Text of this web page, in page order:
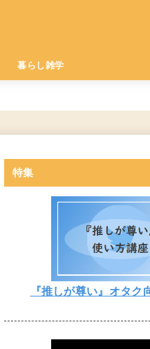
暮らし雑学
特集
『推しが尊い』オタク